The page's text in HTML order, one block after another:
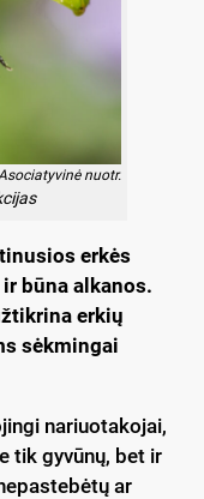
nuotr.
erkės
būna alkanos.
erkių
sėkmingai
nariuotakojai,
tik gyvūnų, bet ir
ar